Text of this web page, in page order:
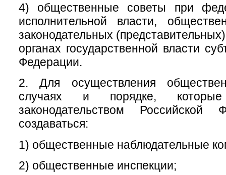
4) общественные советы при
исполнительной власти,
законодательных
органах государственной власти
Федерации.
2. Для осуществления
случаях и порядке, которые
законодательством Российской
создаваться:
1) общественные наблюдательные
2) общественные инспекции;